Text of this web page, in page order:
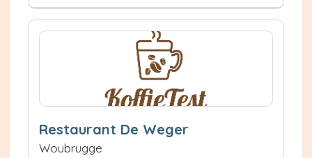
Restaurant De Weger
Woubrugge